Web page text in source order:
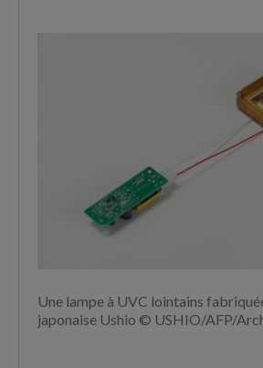
Agrandir
Une lampe à UVC lointains
japonaise Ushio © USHIO/AFP/